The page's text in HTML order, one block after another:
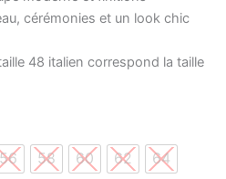
cérémonies et un look chic
48 italien correspond la taille
56 58 60 62 64